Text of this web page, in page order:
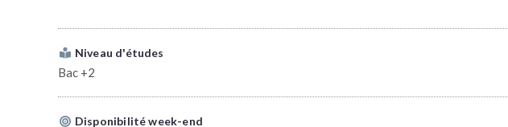
Niveau d'études
Bac +2
Disponibilité week-end